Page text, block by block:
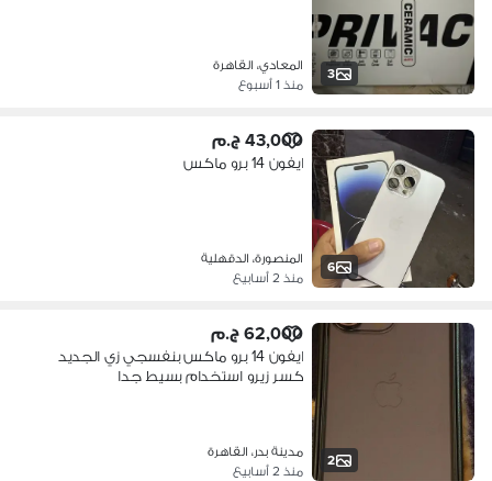
3
المعادي، القاهرة
منذ 1 أسبوع
6
43,000 ج.م
ايفون 14 برو ماكس
المنصورة، الدقهلية
منذ 2 أسابيع
2
62,000 ج.م
ايفون 14 برو ماكس بنفسجي زي الجديد
كسر زيرو استخدام بسيط جدا
مدينة بدر، القاهرة
منذ 2 أسابيع